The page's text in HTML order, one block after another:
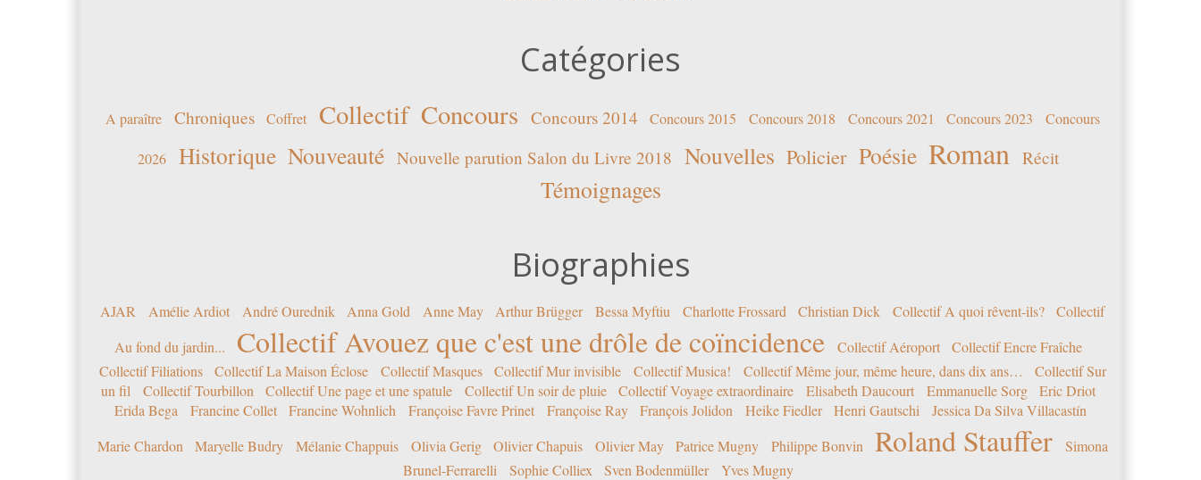
Catégories
A paraître Chroniques Coffret Collectif Concours Concours 2014 Concours 2015 Concours 2018 Concours 2021 Concours 2023 Concours
2026 Historique Nouveauté Nouvelle parution Salon du Livre 2018 Nouvelles Policier Poésie Roman Récit
Témoignages
Biographies
AJAR Amélie Ardiot André Ourednik Anna Gold Anne May Arthur Brügger Bessa Myftiu Charlotte Frossard Christian Dick Collectif A quoi rêvent-ils?
Collectif
Au fond du jardin...
Collectif Avouez que c'est une drôle de coïncidence Collectif Aéroport
Collectif Encre Fraîche
Collectif Filiations
Collectif La Maison Éclose Collectif Masques Collectif Mur invisible Collectif Musica! Collectif Même jour, même heure, dans dix ans…
Collectif Sur
un fil
Collectif Tourbillon Collectif Une page et une spatule Collectif Un soir de pluie Collectif Voyage extraordinaire Elisabeth Daucourt Emmanuelle Sorg
Eric Driot
Erida Bega
Francine Collet Francine Wohnlich Françoise Favre Prinet Françoise Ray François Jolidon Heike Fiedler Henri Gautschi
Jessica Da Silva Villacastín
Marie Chardon
Maryelle Budry Mélanie Chappuis Olivia Gerig Olivier Chapuis Olivier May Patrice Mugny Philippe Bonvin Roland Stauffer
Simona
Brunel-Ferrarelli
Sophie Colliex Sven Bodenmüller Yves Mugny